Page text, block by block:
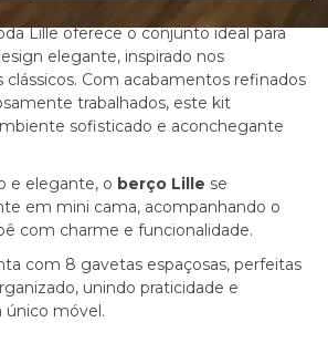
Lille oferece o conjunto ideal para
elegante, inspirado nos
clássicos. Com acabamentos refinados
trabalhados, este kit
sofisticado e aconchegante
e elegante, o berço Lille se
em mini cama, acompanhando o
com charme e funcionalidade.
com 8 gavetas espaçosas, perfeitas
unindo praticidade e
único móvel.